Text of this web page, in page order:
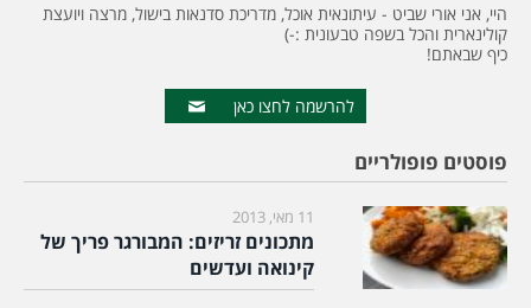
היי, אני אורי שביט - עיתונאית אוכל, מדריכת סדנאות בישול, מרצה ויועצת
קולינארית והכל בשפה טבעונית :-)
כיף שבאתם!
להרשמה לחצו כאן
פוסטים פופולריים
11 מאי, 2013
מתכונים זריזים: המבורגר פריך של
קינואה ועדשים